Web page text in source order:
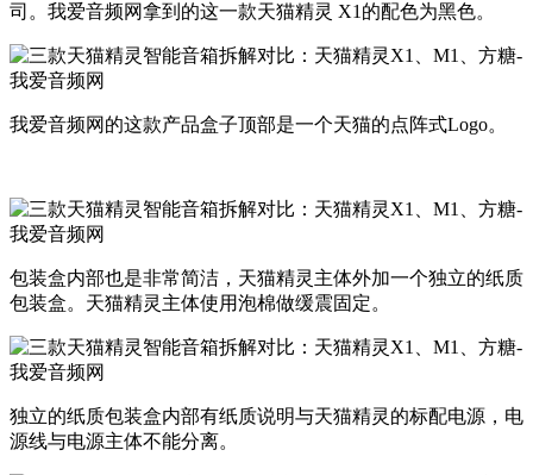
司。我爱音频网拿到的这一款天猫精灵 X1的配色为黑色。
我爱音频网的这款产品盒子顶部是一个天猫的点阵式Logo。
包装盒内部也是非常简洁，天猫精灵主体外加一个独立的纸质
包装盒。天猫精灵主体使用泡棉做缓震固定。
独立的纸质包装盒内部有纸质说明与天猫精灵的标配电源，电
源线与电源主体不能分离。